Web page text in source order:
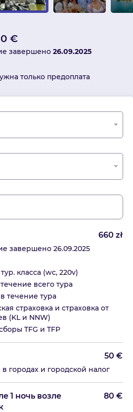
€
завершено 26.09.2025
только предоплата
660 zł
завершено 26.09.2025
класса (wc, 220v)
всего тура
течение тура
страховка и страховка от
(KL и NNW)
TFG и TFP
50 €
в городах и городской налог
1 ночь возле
80 €